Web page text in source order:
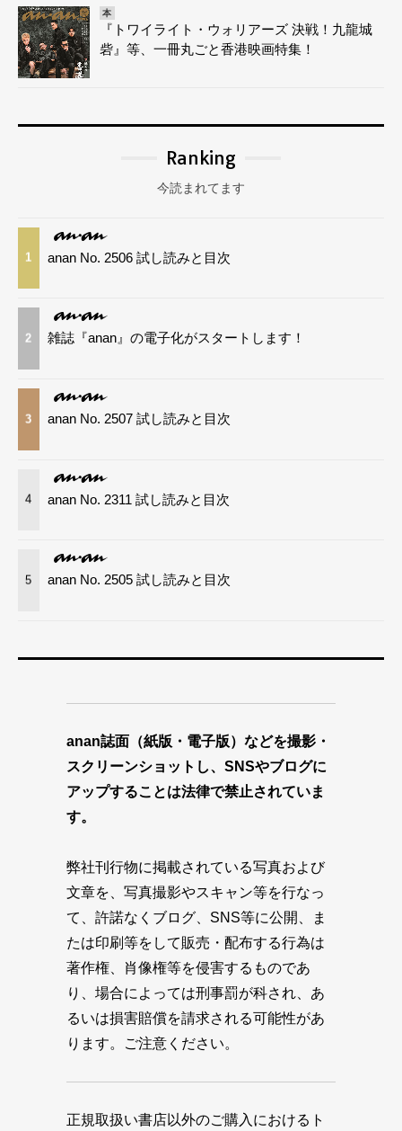
本
『トワイライト・ウォリアーズ 決戦！九龍城
砦』等、一冊丸ごと香港映画特集！
Ranking
今読まれてます
1 anan No. 2506 試し読みと目次
2 雑誌『anan』の電子化がスタートします！
3 anan No. 2507 試し読みと目次
4 anan No. 2311 試し読みと目次
5 anan No. 2505 試し読みと目次
anan誌面（紙版・電子版）などを撮影・
スクリーンショットし、SNSやブログに
アップすることは法律で禁止されていま
す。
弊社刊行物に掲載されている写真および
文章を、写真撮影やスキャン等を行なっ
て、許諾なくブログ、SNS等に公開、ま
たは印刷等をして販売・配布する行為は
著作権、肖像権等を侵害するものであ
り、場合によっては刑事罰が科され、あ
るいは損害賠償を請求される可能性があ
ります。ご注意ください。
正規取扱い書店以外のご購入におけるト